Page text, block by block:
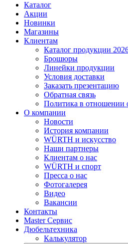
Каталог
Акции
Новинки
Магазины
Клиентам
Каталог продукции
Брошюры
Линейки продукции
Условия доставки
Заказать презентацию
Обратная связь
Политика в отношении
О компании
Новости
История компании
WÜRTH и искусство
Наши партнеры
Клиентам о нас
WÜRTH и спорт
Пресса о нас
Фотогалерея
Видео
Вакансии
Контакты
Master Сервис
Дюбельтехника
Калькулятор